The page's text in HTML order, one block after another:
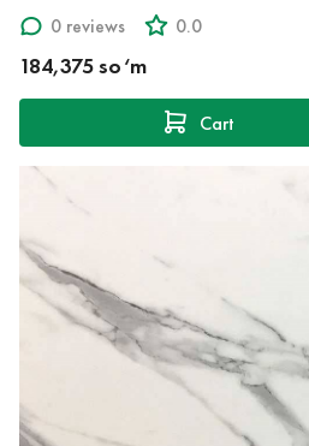
0 reviews
0.0
184,375 so‘m
Cart